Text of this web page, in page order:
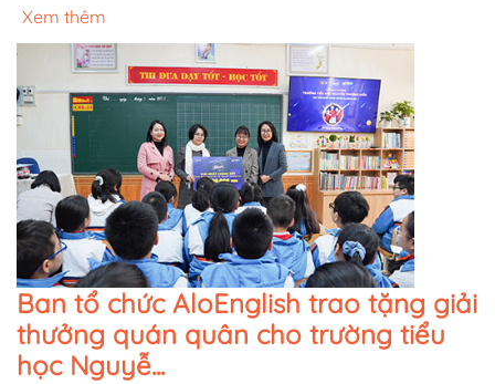
Xem thêm
Ban tổ chức AloEnglish trao tặng giải
thưởng quán quân cho trường tiểu
học Nguyễ...